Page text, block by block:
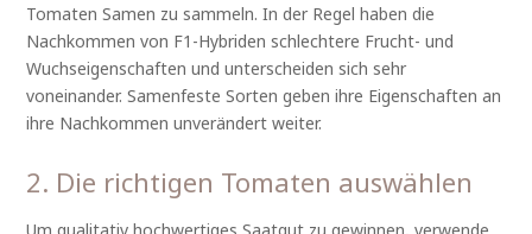
Tomaten Samen zu sammeln. In der Regel haben die
Nachkommen von F1-Hybriden schlechtere Frucht- und
Wuchseigenschaften und unterscheiden sich sehr
voneinander. Samenfeste Sorten geben ihre Eigenschaften an
ihre Nachkommen unverändert weiter.
2. Die richtigen Tomaten auswählen